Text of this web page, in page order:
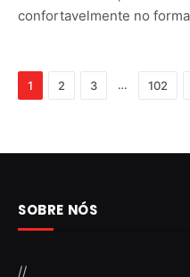
confortavelmente no
1 2 3 … 102
SOBRE NÓS
//